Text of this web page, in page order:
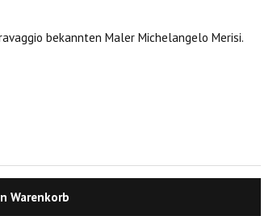
bekannten Maler Michelangelo Merisi.
Warenkorb